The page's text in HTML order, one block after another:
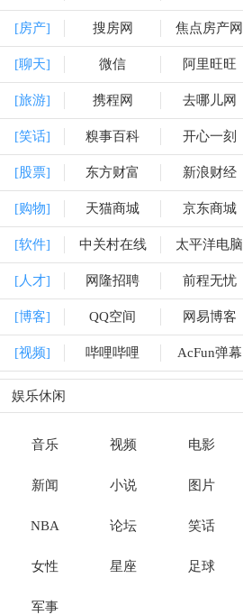
[房产] 搜房网 焦点房产网
[聊天] 微信 阿里旺旺
[旅游] 携程网 去哪儿网
[笑话] 糗事百科 开心一刻
[股票] 东方财富 新浪财经
[购物] 天猫商城 京东商城
[软件] 中关村在线 太平洋电脑
[人才] 网隆招聘 前程无忧
[博客] QQ空间 网易博客
[视频] 哔哩哔哩 AcFun弹幕
娱乐休闲
音乐 视频 电影
新闻 小说 图片
NBA 论坛 笑话
女性 星座 足球
军事